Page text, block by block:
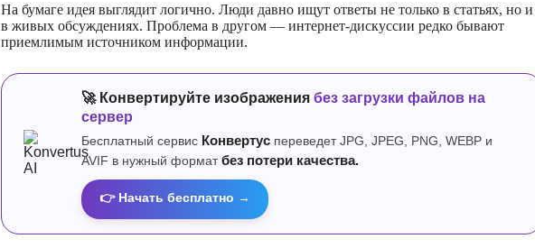
На бумаге идея выглядит логично. Люди давно ищут ответы не только в статьях, но и
в живых обсуждениях. Проблема в другом — интернет-дискуссии редко бывают
приемлимым источником информации.
🚀 Конвертируйте изображения без загрузки файлов на
сервер
Бесплатный сервис Конвертус переведет JPG, JPEG, PNG, WEBP и
AVIF в нужный формат без потери качества.
👉 Начать бесплатно →